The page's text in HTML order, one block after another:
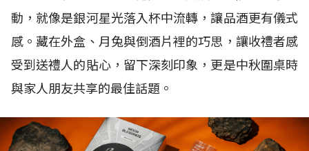
動，就像是銀河星光落入杯中流轉，讓品酒更有儀式
感。藏在外盒、月兔與倒酒片裡的巧思，讓收禮者感
受到送禮人的貼心，留下深刻印象，更是中秋圍桌時
與家人朋友共享的最佳話題。